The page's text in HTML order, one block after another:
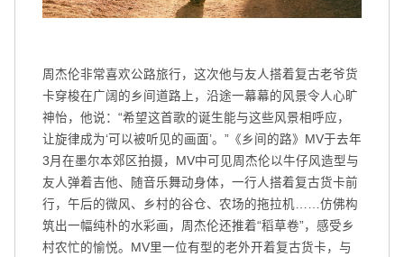
周杰伦非常喜欢公路旅行，这次他与友人搭着复古老爷货
卡穿梭在广阔的乡间道路上，沿途一幕幕的风景令人心旷
神怡，他说：“希望这首歌的诞生能与这些风景相呼应，
让旋律成为‘可以被听见的画面’。”《乡间的路》MV于去年
3月在墨尔本郊区拍摄，MV中可见周杰伦以牛仔风造型与
友人弹着吉他、随音乐舞动身体，一行人搭着复古货卡前
行，午后的微风、乡村的谷仓、农场的拖拉机……仿佛构
筑出一幅纯朴的水彩画，周杰伦还推着“稻草卷”，感受乡
村农忙的愉悦。MV里一位有型的老外开着复古货卡，与